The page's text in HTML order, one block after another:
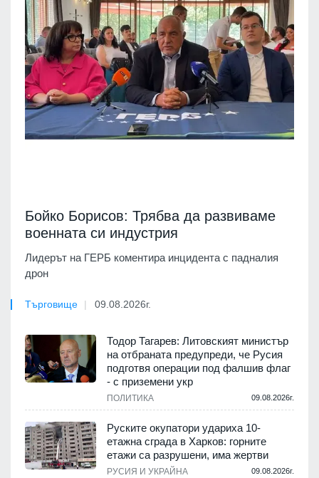
Бойко Борисов: Трябва да развиваме
военната си индустрия
Лидерът на ГЕРБ коментира инцидента с падналия
дрон
Търговище 09.08.2026г.
Тодор Тагарев: Литовският министър
на отбраната предупреди, че Русия
подготвя операции под фалшив флаг
- с приземени укр
ПОЛИТИКА 09.08.2026г.
Руските окупатори удариха 10-
етажна сграда в Харков: горните
етажи са разрушени, има жертви
РУСИЯ И УКРАЙНА 09.08.2026г.